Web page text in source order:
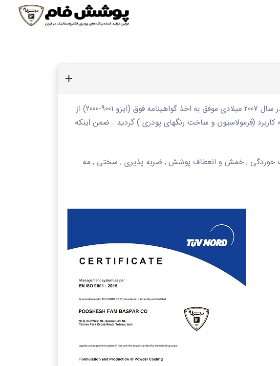
نخستین بار در سال 2007 میلادی موفق به اخذ گواهینامه فوق (ایزو 9001-2000) از
کاربرد (فرمولاسیون و ساخت رنگهای پودری ) گردید . ضمن اینکه
خوردگی , خمش و انعطاف پوشش , ضربه پذیری , سختی , مه